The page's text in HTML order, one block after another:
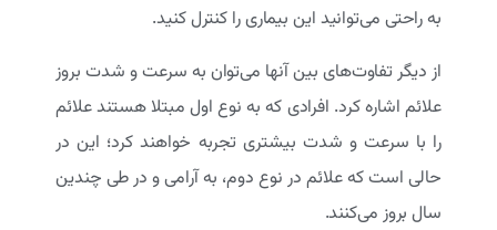
به راحتی می‌توانید این بیماری را کنترل کنید.
از دیگر تفاوت‌های بین آنها می‌توان به سرعت و شدت بروز
علائم اشاره کرد. افرادی که به نوع اول مبتلا هستند علائم
را با سرعت و شدت بیشتری تجربه خواهند کرد؛ این در
حالی است که علائم در نوع دوم، به آرامی و در طی چندین
سال بروز می‌کنند.